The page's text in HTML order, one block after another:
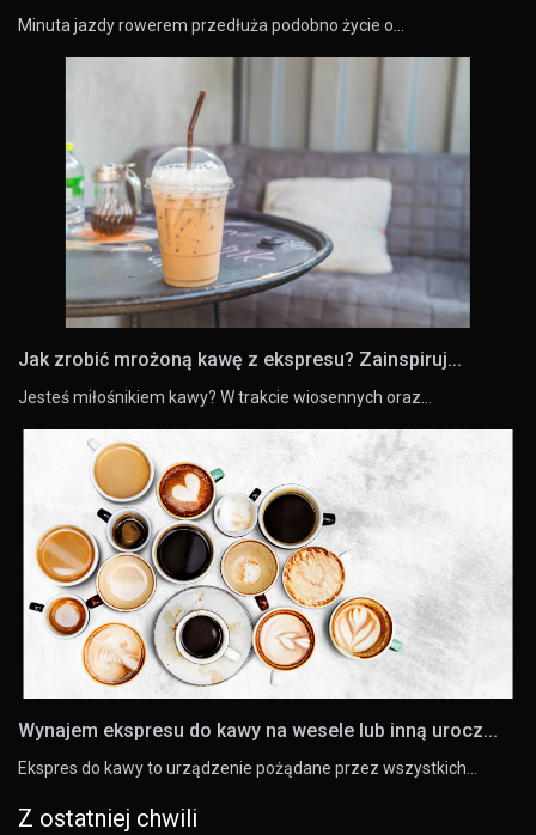
Minuta jazdy rowerem przedłuża podobno życie o…
Jak zrobić mrożoną kawę z ekspresu? Zainspiruj...
Jesteś miłośnikiem kawy? W trakcie wiosennych oraz…
Wynajem ekspresu do kawy na wesele lub inną urocz...
Ekspres do kawy to urządzenie pożądane przez wszystkich…
Z ostatniej chwili